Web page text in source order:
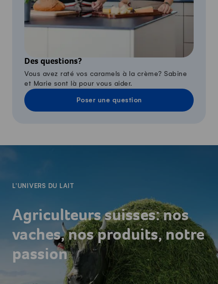
Des questions?
Vous avez raté vos caramels à la crème? Sabine
et Marie sont là pour vous aider.
Poser une question
L'UNIVERS DU LAIT
Agriculteurs suisses: nos
vaches, nos produits, notre
passion